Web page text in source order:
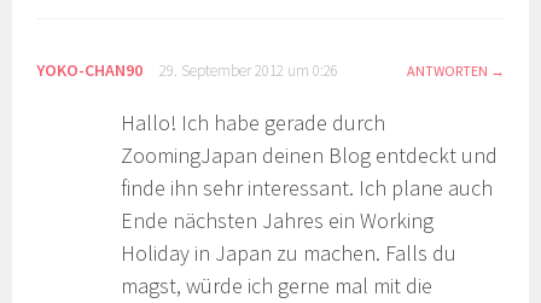
YOKO-CHAN90 29. September 2012 um 0:26 ANTWORTEN
Hallo! Ich habe gerade durch
ZoomingJapan deinen Blog entdeckt und
finde ihn sehr interessant. Ich plane auch
Ende nächsten Jahres ein Working
Holiday in Japan zu machen. Falls du
magst, würde ich gerne mal mit die